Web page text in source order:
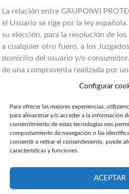
Configurar
Para ofrecer las mejores experiencias,
para almacenar y/o acceder a la información
consentimiento de estas tecnologías nos
comportamiento de navegación o las
consentir o retirar el consentimiento, puede
características y funciones.
ACEPTAR
La relación entre GRUPOIWI
el Usuario se rige por la ley
su elección, para la resolución de
a cualquier otro fuero, a los
domicilio del usuario y/o
de una compraventa realizada por
que actúe en el marco de su
oficio o profesión, ambas partes se
expresa a cualquier otro fuero, a los
GRANADA (España).
son productos de
Aviso Legal